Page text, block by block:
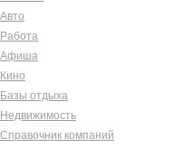
Авто
Работа
Афиша
Кино
Базы отдыха
Недвижимость
Справочник компаний